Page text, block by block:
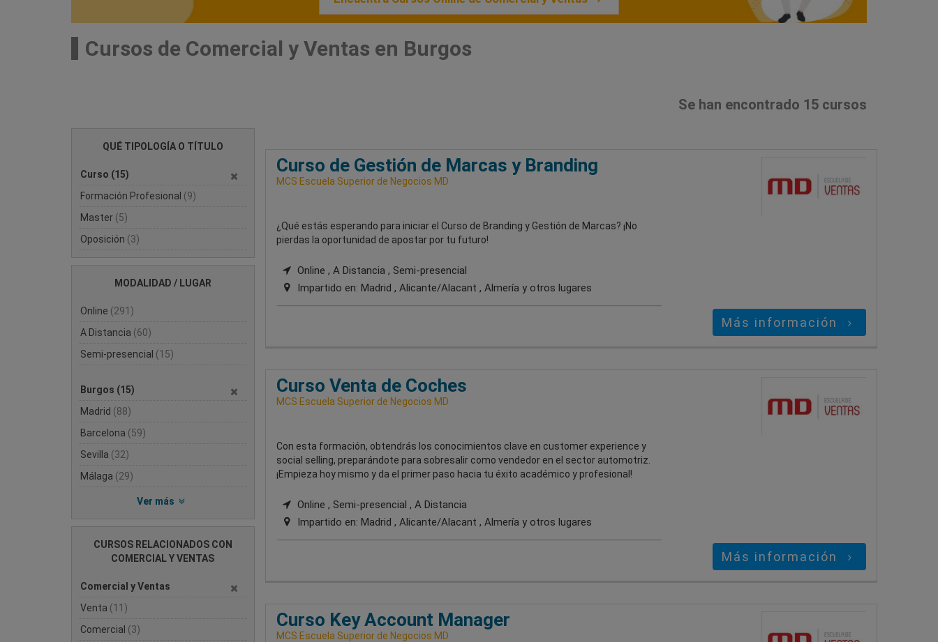
Cursos de Comercial y Ventas en Burgos
Se han encontrado 15 cursos
QUÉ TIPOLOGÍA O TÍTULO
Curso (15)
Formación Profesional (9)
Master (5)
Oposición (3)
MODALIDAD / LUGAR
Online (291)
A Distancia (60)
Semi-presencial (15)
Burgos (15)
Madrid (88)
Barcelona (59)
Sevilla (32)
Málaga (29)
Ver más
CURSOS RELACIONADOS CON
COMERCIAL Y VENTAS
Comercial y Ventas
Venta (11)
Comercial (3)
Curso de Gestión de Marcas y Branding
MCS Escuela Superior de Negocios MD
¿Qué estás esperando para iniciar el Curso de Branding y Gestión de Marcas? ¡No
pierdas la oportunidad de apostar por tu futuro!
Online , A Distancia , Semi-presencial
Impartido en: Madrid , Alicante/Alacant , Almería y otros lugares
Más información
Curso Venta de Coches
MCS Escuela Superior de Negocios MD
Con esta formación, obtendrás los conocimientos clave en customer experience y
social selling, preparándote para sobresalir como vendedor en el sector automotriz.
¡Empieza hoy mismo y da el primer paso hacia tu éxito académico y profesional!
Online , Semi-presencial , A Distancia
Impartido en: Madrid , Alicante/Alacant , Almería y otros lugares
Más información
Curso Key Account Manager
MCS Escuela Superior de Negocios MD